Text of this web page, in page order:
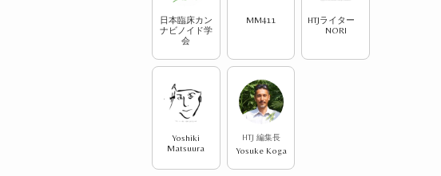
日本臨床カン
ナビノイド学
会
MM411
HTJライター
NORI
Yoshiki
Matsuura
HTJ 編集長
Yosuke Koga